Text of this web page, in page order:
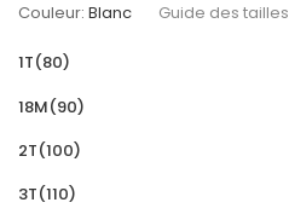
Couleur: Blanc Guide des tailles
1T(80)
18M(90)
2T(100)
3T(110)